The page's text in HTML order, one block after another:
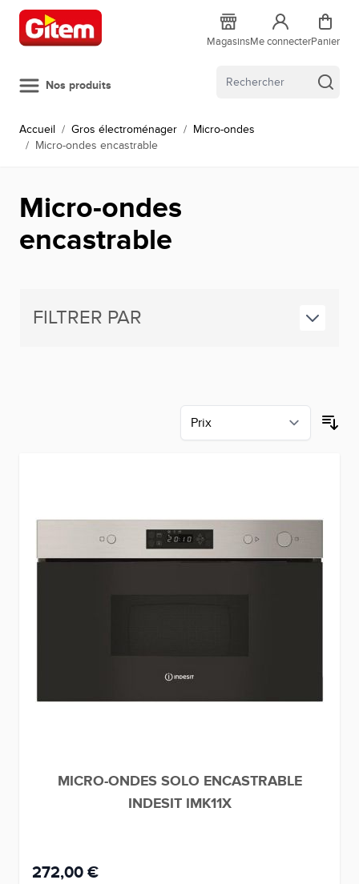
Allez au contenu
MagasinsMe connecterPanier
Nos produits
Accueil / Gros électroménager / Micro-ondes
/ Micro-ondes encastrable
Micro-ondes
encastrable
FILTRER PAR
MICRO-ONDES SOLO ENCASTRABLE
INDESIT IMK11X
272,00 €